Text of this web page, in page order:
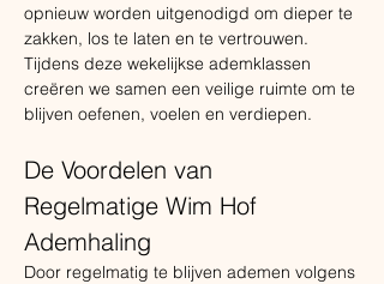
opnieuw worden uitgenodigd om dieper te
zakken, los te laten en te vertrouwen.
Tijdens deze wekelijkse ademklassen
creëren we samen een veilige ruimte om te
blijven oefenen, voelen en verdiepen.
De Voordelen van
Regelmatige Wim Hof
Ademhaling
Door regelmatig te blijven ademen volgens